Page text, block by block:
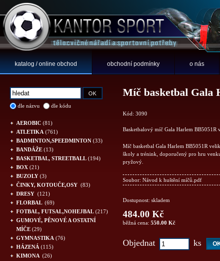
katalog / online obchod obchodní podmínky o nás
dle názvu dle kódu
AEROBIC (81)
ATLETIKA (761)
BADMINTON,SPEEDMINTON (33)
BANDÁŽE (13)
BASKETBAL, STREETBALL (194)
BOX (21)
BUZOLY (3)
ČINKY, KOTOUČE,OSY (83)
DRESY (121)
FLORBAL (69)
FOTBAL, FUTSAL,NOHEJBAL (217)
GUMOVÉ, PĚNOVÉ A OSTATNÍ
MÍČE (29)
GYMNASTIKA (76)
HÁZENÁ (115)
KIMONA (26)
Míč basketbal Gala
Kód: 3090
Basketbalový míč Gala Harlem BB5051R
Míč basketbal Gala Harlem BB5051R
školy a trénink, doporučený pro hru
pryžový.
Soubor: Návod k huštění míčů.pdf
Dostupnost: skladem
484.00 Kč
běžná cena: 550.00 Kč
Objednat ks